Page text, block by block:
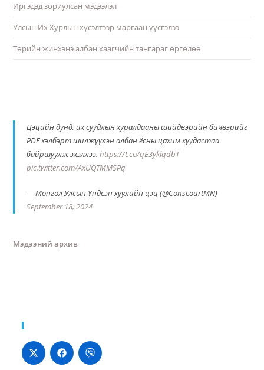
Иргэдэд зориулсан мэдээлэл
Улсын Их Хурлын хүсэлтээр маргаан үүсгэлээ
Төрийн жинхэнэ албан хаагчийн тангараг өргөлөө
Цэцийн дунд, их суудлын хуралдааны шийдвэрийн бичвэрийг
PDF хэлбэрт шилжүүлэн албан ёсны цахим хуудастаа
байршуулж эхэллээ.https://t.co/qE3ykiqdbT
pic.twitter.com/AxUQTMMSPq
— Монгол Улсын Үндсэн хуулийн цэц (@ConscourtMN)
September 18, 2024
Мэдээний архив